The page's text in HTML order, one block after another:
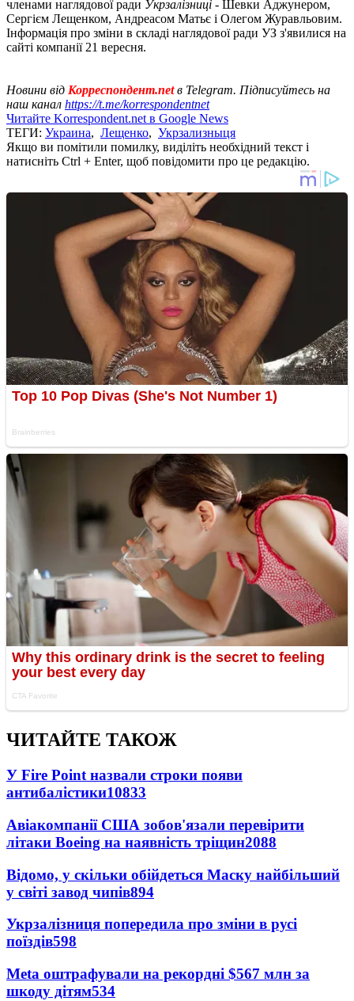
членами наглядової ради Укрзалізниці - Шевки Аджунером,
Сергієм Лещенком, Андреасом Матьє і Олегом Журавльовим.
Інформація про зміни в складі наглядової ради УЗ з'явилися на
сайті компанії 21 вересня.
Новини від Корреспондент.netв Telegram. Підписуйтесь на
наш канал https://t.me/korrespondentnet
Читайте Korrespondent.net в Google News
ТЕГИ: Украина, Лещенко, Укрзализныця
Якщо ви помітили помилку, виділіть необхідний текст і
натисніть Ctrl + Enter, щоб повідомити про це редакцію.
ЧИТАЙТЕ ТАКОЖ
У Fire Point назвали строки появи
антибалістики10833
Авіакомпанії США зобов'язали перевірити
літаки Boeing на наявність тріщин2088
Відомо, у скільки обійдеться Маску найбільший
у світі завод чипів894
Укрзалізниця попередила про зміни в русі
поїздів598
Meta оштрафували на рекордні $567 млн за
шкоду дітям534